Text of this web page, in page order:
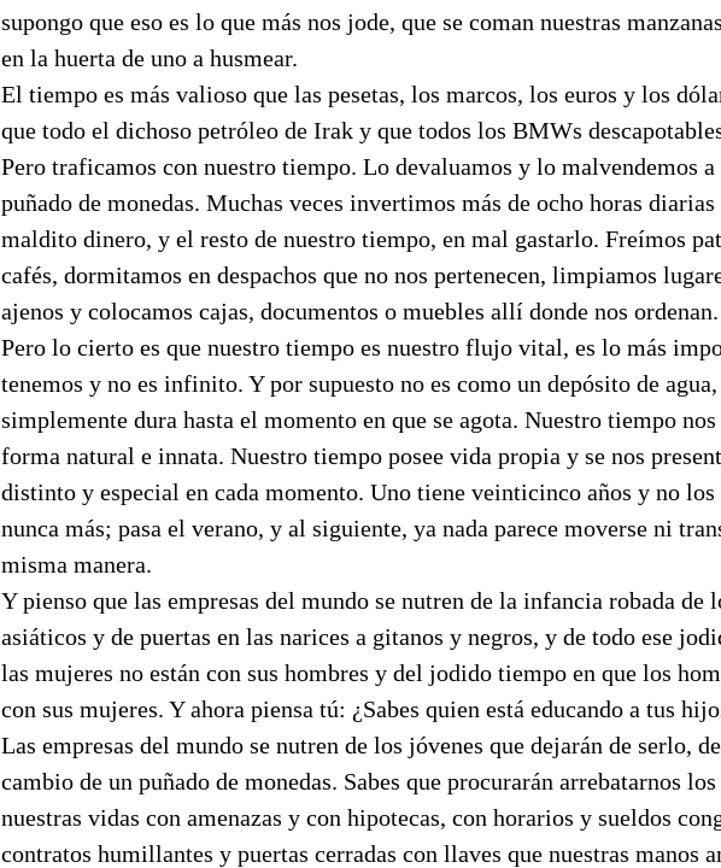
supongo que eso es lo que más nos jode, que se coman nuestras
en la huerta de uno a husmear.
El tiempo es más valioso que las pesetas, los marcos, los euros y los
que todo el dichoso petróleo de Irak y que todos los BMWs
Pero traficamos con nuestro tiempo. Lo devaluamos y lo malvendemos a
puñado de monedas. Muchas veces invertimos más de ocho horas
maldito dinero, y el resto de nuestro tiempo, en mal gastarlo. Freímos
cafés, dormitamos en despachos que no nos pertenecen, limpiamos
ajenos y colocamos cajas, documentos o muebles allí donde nos ordenan.
Pero lo cierto es que nuestro tiempo es nuestro flujo vital, es lo más
tenemos y no es infinito. Y por supuesto no es como un depósito de
simplemente dura hasta el momento en que se agota. Nuestro tiempo nos
forma natural e innata. Nuestro tiempo posee vida propia y se nos
distinto y especial en cada momento. Uno tiene veinticinco años y no los
nunca más; pasa el verano, y al siguiente, ya nada parece moverse ni
misma manera.
Y pienso que las empresas del mundo se nutren de la infancia robada de
asiáticos y de puertas en las narices a gitanos y negros, y de todo ese
las mujeres no están con sus hombres y del jodido tiempo en que los
con sus mujeres. Y ahora piensa tú: ¿Sabes quien está educando a tus
Las empresas del mundo se nutren de los jóvenes que dejarán de serlo,
cambio de un puñado de monedas. Sabes que procurarán arrebatarnos
nuestras vidas con amenazas y con hipotecas, con horarios y sueldos
contratos humillantes y puertas cerradas con llaves que nuestras manos